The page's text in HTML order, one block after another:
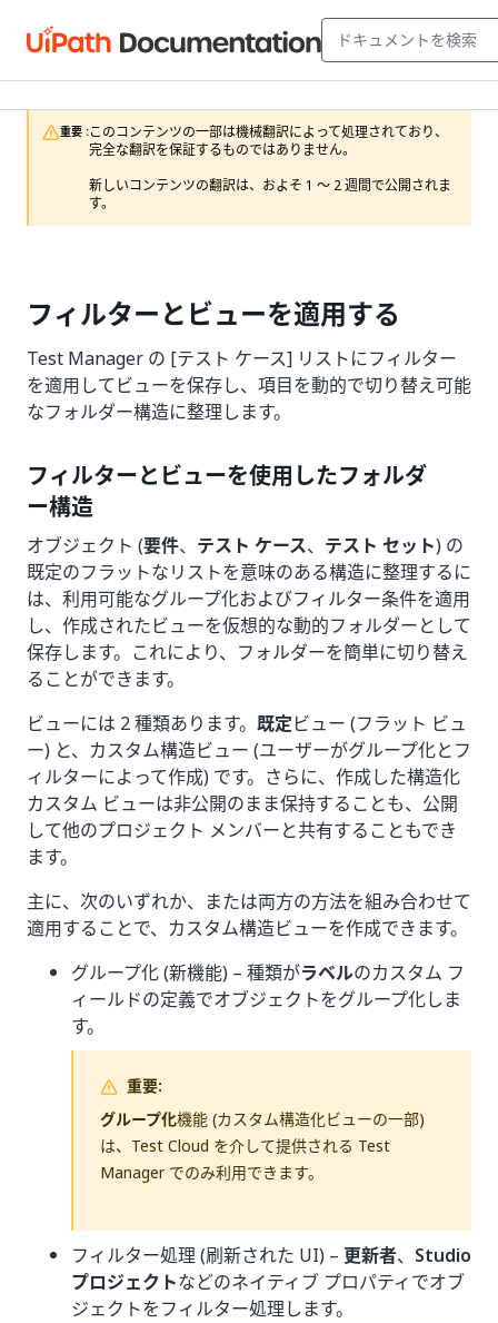
重要 :このコンテンツの一部は機械翻訳によって処理されており、
完全な翻訳を保証するものではありません。
新しいコンテンツの翻訳は、およそ 1 ～ 2 週間で公開されま
す。
フィルターとビューを適用する
Test Manager の [テスト ケース] リストにフィルター
を適用してビューを保存し、項目を動的で切り替え可能
なフォルダー構造に整理します。
フィルターとビューを使用したフォルダ
ー構造
オブジェクト (要件、 テスト ケース、 テスト セット) の
既定のフラットなリストを意味のある構造に整理するに
は、利用可能なグループ化およびフィルター条件を適用
し、作成されたビューを仮想的な動的フォルダーとして
保存します。これにより、フォルダーを簡単に切り替え
ることができます。
ビューには 2 種類あります。 既定ビュー (フラット ビュ
ー) と、カスタム構造ビュー (ユーザーがグループ化とフ
ィルターによって作成) です。さらに、作成した構造化
カスタム ビューは非公開のまま保持することも、公開
して他のプロジェクト メンバーと共有することもでき
ます。
主に、次のいずれか、または両方の方法を組み合わせて
適用することで、カスタム構造ビューを作成できます。
グループ化 (新機能) – 種類がラベルのカスタム フ
ィールドの定義でオブジェクトをグループ化しま
す。
重要:
グループ化機能 (カスタム構造化ビューの一部)
は、Test Cloud を介して提供される Test
Manager でのみ利用できます。
フィルター処理 (刷新された UI) – 更新者、 Studio
プロジェクトなどのネイティブ プロパティでオブ
ジェクトをフィルター処理します。